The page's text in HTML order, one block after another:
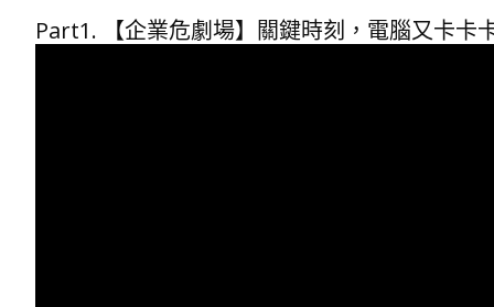
Part1. 【企業危劇場】關鍵時刻，電腦又卡卡